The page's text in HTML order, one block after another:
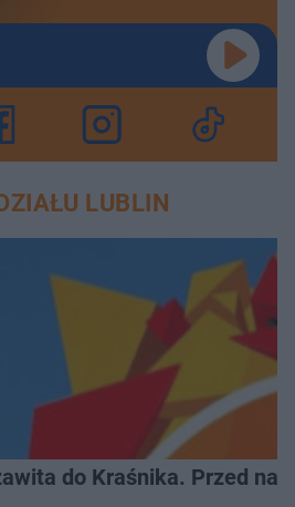
LUBLIN
do Kraśnika. Przed